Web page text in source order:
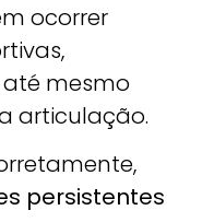
ocorrer
mesmo
articulação.
persistentes